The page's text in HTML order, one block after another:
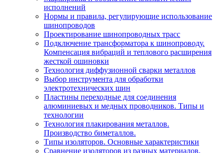
исполнений
Нормы и правила, регулирующие использование
шинопроводов
Проектирование шинопроводных трасс
Подключение трансформатора к шинопроводу.
Компенсация вибраций и теплового расширения
жесткой ошиновки
Технология диффузионной сварки металлов
Выбор инструмента для обработки
электротехнических шин
Пластины переходные для соединения
алюминиевых и медных проводников. Типы и
технологии
Технология плакирования металлов.
Производство биметаллов.
Типы изоляторов. Основные характеристики
Сравнение изоляторов из разных материалов.